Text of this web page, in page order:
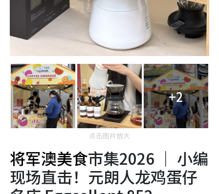
+2
点击图片放大
将军澳美食市集2026 ｜ 小编
现场直击！元朗人龙鸡蛋仔
名店 Eggcellent 852
想吃街头小吃？元朗极具人气的鸡蛋仔名店 Eggcellent